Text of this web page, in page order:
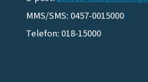
MMS/SMS: 0457-0015000
Telefon: 018-15000